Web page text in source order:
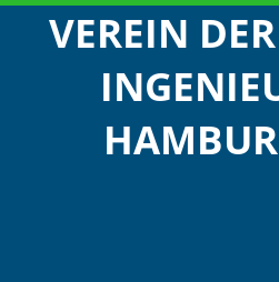
VEREIN